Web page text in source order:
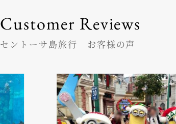
Customer Reviews
セントーサ島旅行 お客様の声